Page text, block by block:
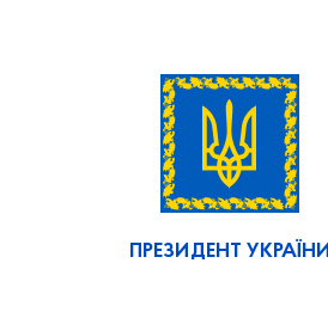
ПРЕЗИДЕНТ УКРАЇНИ